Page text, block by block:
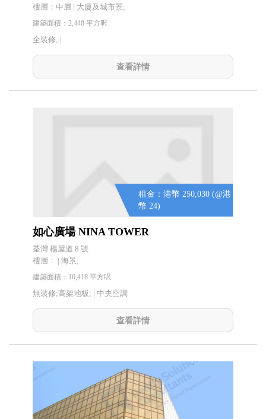
樓層：中層 | 大廈及城市景;
建築面積：2,448 平方呎
全裝修; |
查看詳情
租金：港幣 250,030 (@港
幣 24)
如心廣場 NINA TOWER
荃灣 楊屋道 8 號
樓層： | 海景;
建築面積：10,418 平方呎
無裝修;高架地板; | 中央空調
查看詳情